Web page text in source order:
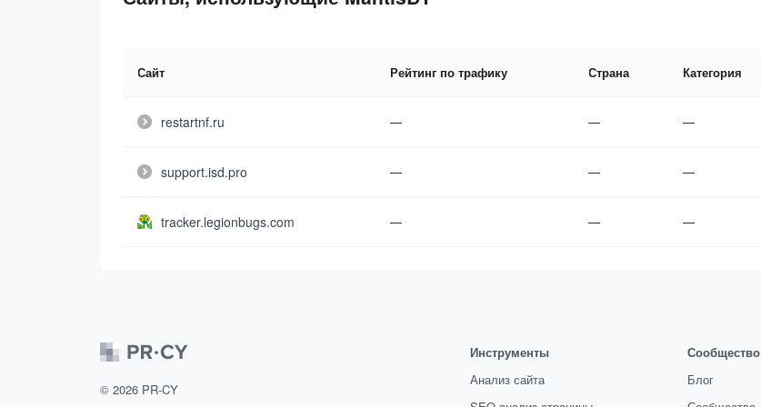
Сайт Рейтинг по трафику Страна Категория
restartnf.ru — — —
support.isd.pro — — —
tracker.legionbugs.com — — —
© 2026 PR-CY
Инструменты
Анализ сайта
Сообщество
Блог